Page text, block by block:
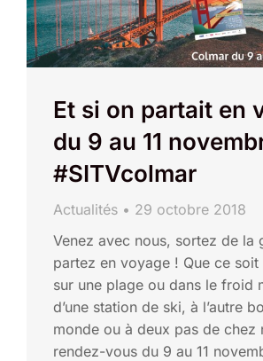
Et si on partait en
du 9 au 11
#SITVcolmar
Actualités
29 octobre 2018
Venez avec nous, sortez de la
partez en voyage ! Que ce soit
sur une plage ou dans le froid
d’une station de ski, à l’autre
monde ou à deux pas de chez
rendez-vous du 9 au 11